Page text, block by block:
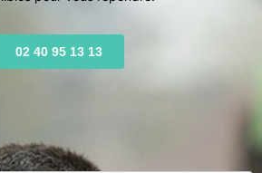
02 40 95 13 13